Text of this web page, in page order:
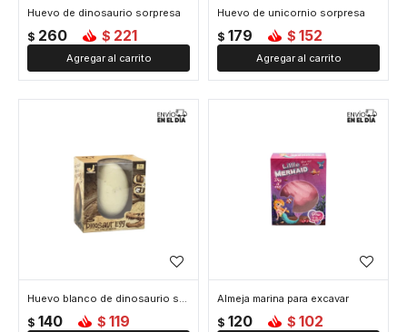
Huevo de dinosaurio sorpresa
$ 260 $ 221
Huevo de unicornio sorpresa
$ 179 $ 152
Huevo blanco de dinosaurio sorpresa para excavar
$ 140 $ 119
Almeja marina para excavar
$ 120 $ 102